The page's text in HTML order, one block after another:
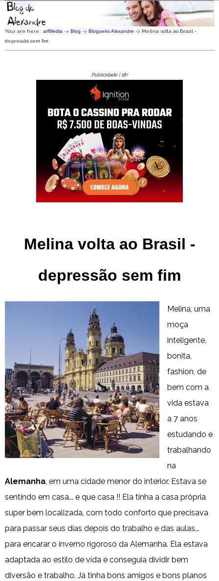
Your are here : arfMedia -> Blog -> Blogueiro Alexandre -> Melina volta ao Brasil -
depressão sem fim
Publicidade | 18+
Melina volta ao Brasil -
depressão sem fim
Melina, uma
moça
inteligente,
bonita,
fashion, de
bem com a
vida estava
a 7 anos
estudando e
trabalhando
na
Alemanha, em uma cidade menor do interior. Estava se
sentindo em casa... e que casa !! Ela tinha a casa própria
super bem localizada, com todo conforto que precisava
para passar seus dias depois do trabalho e das aulas...
para encarar o inverno rigoroso da Alemanha. Ela estava
adaptada ao estilo de vida e conseguia dividir bem
diversão e trabalho. Já tinha bons amigos e bons planos